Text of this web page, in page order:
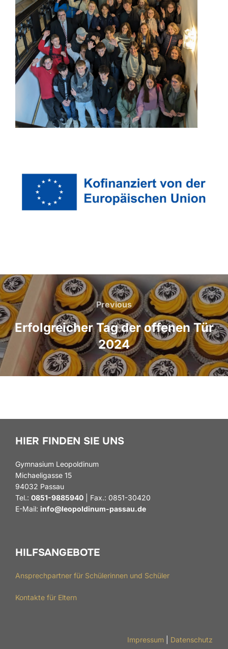
Beitragsnavigation
Previous
Previous
Erfolgreicher Tag der offenen Tür
2024
HIER FINDEN SIE UNS
Gymnasium Leopoldinum
Michaeligasse 15
94032 Passau
Tel.: 0851-9885940 | Fax.: 0851-30420
E-Mail: info@leopoldinum-passau.de
HILFSANGEBOTE
Ansprechpartner für Schülerinnen und Schüler
Kontakte für Eltern
Impressum Datenschutz